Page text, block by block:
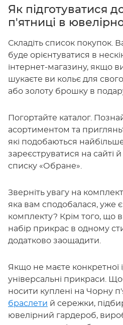
Як підготуватися
п'ятниці в
Складіть список покупок.
буде орієнтуватися в
інтернет-магазину, якщо
шукаєте ви кольє для
або золоту брошку в
Погортайте каталог.
асортиментом та
які подобаються
зареєструватися на сайті
списку «Обране».
Зверніть увагу на
яка вам сподобалася, уже
комплекту? Крім того, що
набір прикрас в одному
додатково заощадити.
Якщо не маєте конкретної
універсальні прикраси.
носити куплені на Чорну
браслети й сережки,
ювелірний гардероб,